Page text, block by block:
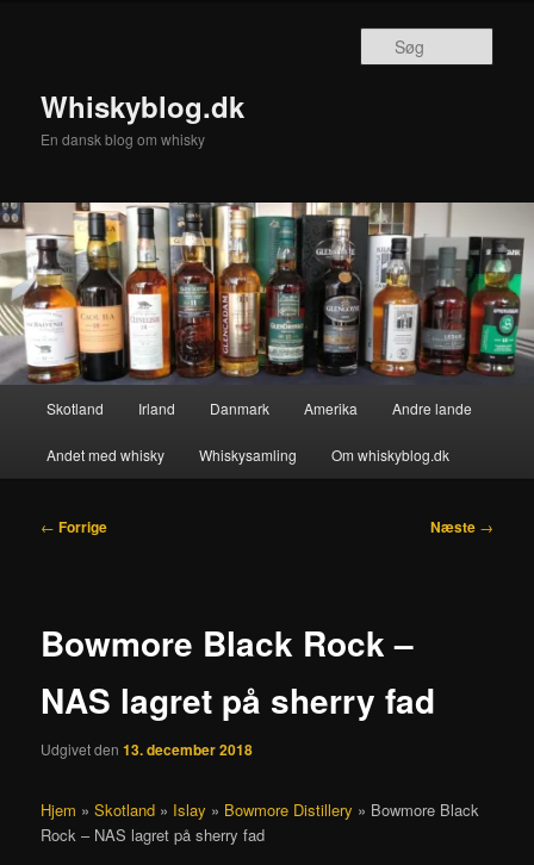
Whiskyblog.dk
En dansk blog om whisky
Skotland Irland Danmark Amerika Andre lande
Andet med whisky Whiskysamling Om whiskyblog.dk
Indlægsnavigation
← Forrige Næste →
Bowmore Black Rock –
NAS lagret på sherry fad
Udgivet den13. december 2018
Hjem »Skotland » Islay » Bowmore Distillery » Bowmore Black
Rock – NAS lagret på sherry fad